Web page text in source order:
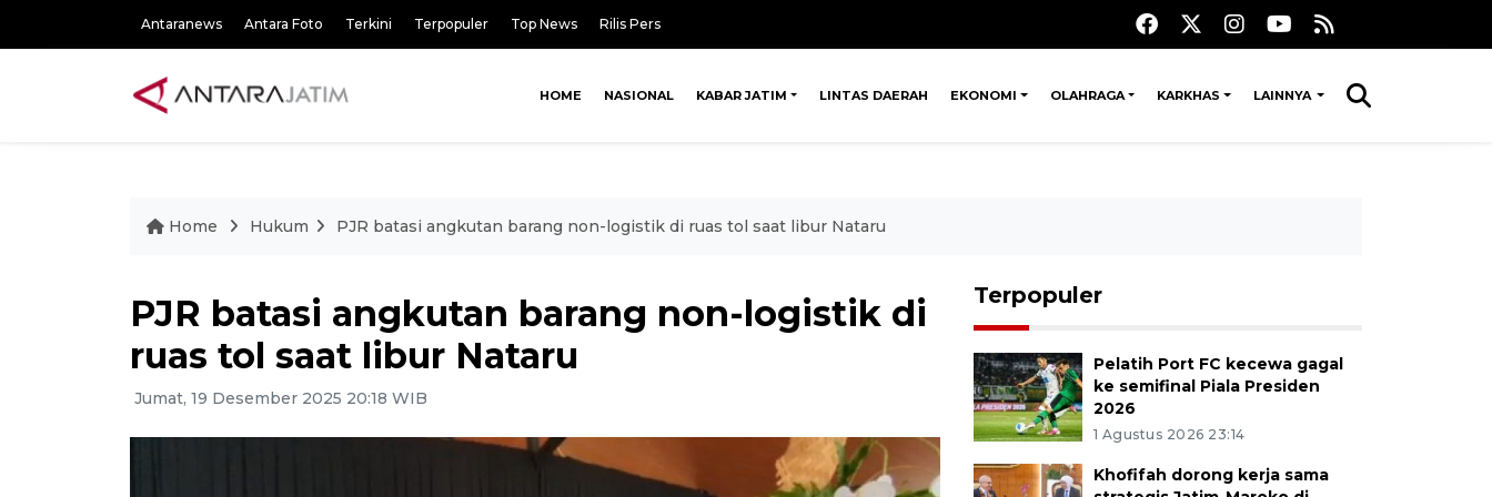
Antaranews Antara Foto Terkini Terpopuler Top News Rilis Pers
HOME NASIONAL KABAR JATIM LINTAS DAERAH EKONOMI OLAHRAGA KARKHAS LAINNYA
Home Hukum PJR batasi angkutan barang non-logistik di ruas tol saat libur Nataru
PJR batasi angkutan barang non-logistik di
ruas tol saat libur Nataru
Jumat, 19 Desember 2025 20:18 WIB
Terpopuler
Pelatih Port FC kecewa gagal
ke semifinal Piala Presiden
2026
1 Agustus 2026 23:14
Khofifah dorong kerja sama